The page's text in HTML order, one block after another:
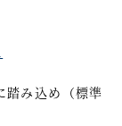
踏み込め（標準